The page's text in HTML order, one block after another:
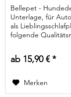
Bellepet -
Unterlage, für
als
folgende
ab 15,90 € *
Merken